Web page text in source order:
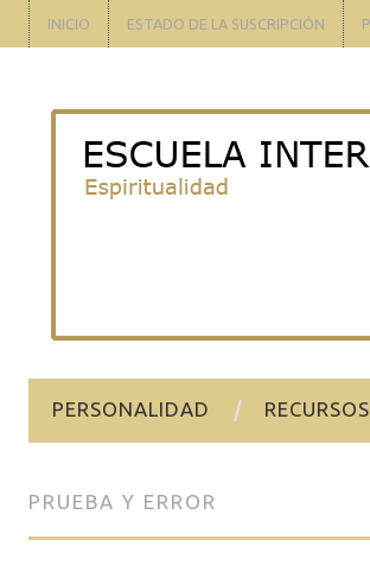
INICIO ESTADO DE LA SUSCRIPCIÓN
PERSONALIDAD
PRUEBA Y ERROR